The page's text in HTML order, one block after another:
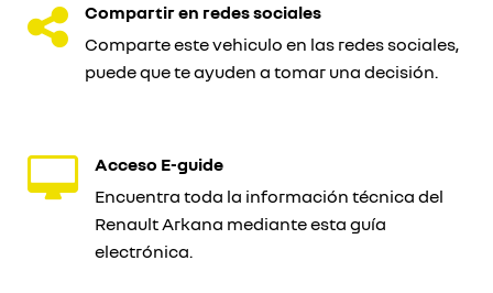
Compartir en redes sociales
Comparte este vehiculo en las redes sociales,
puede que te ayuden a tomar una decisión.
Acceso E-guide
Encuentra toda la información técnica del
Renault Arkana mediante esta guía
electrónica.